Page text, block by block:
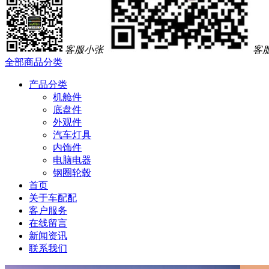
客服小张
客
全部商品分类
产品分类
机舱件
底盘件
外观件
汽车灯具
内饰件
电脑电器
钢圈轮毂
首页
关于车配配
客户服务
在线留言
新闻资讯
联系我们